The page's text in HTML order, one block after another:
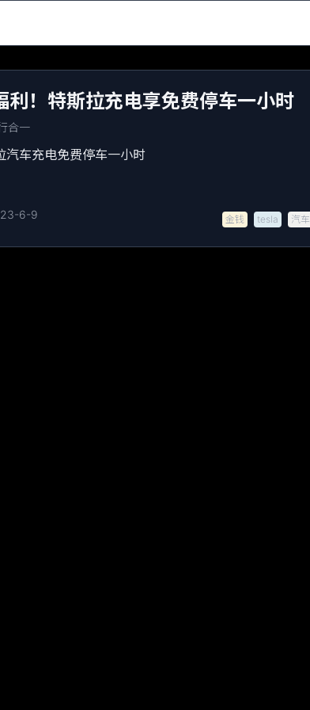
利！特斯拉充电享免费停车一小时
合一
汽车充电免费停车一小时
6-9 金钱 tesla 汽车